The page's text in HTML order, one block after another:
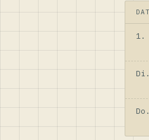
1.
Di.
Do.